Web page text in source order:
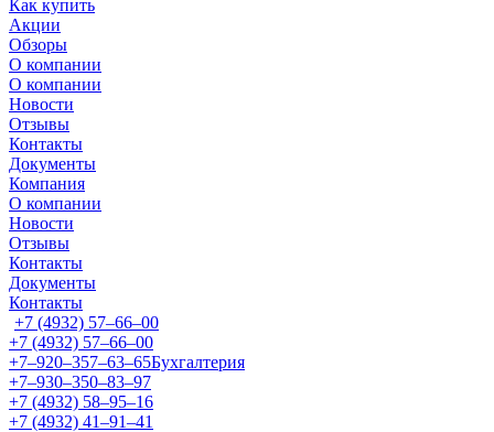
Как купить
Акции
Обзоры
О компании
О компании
Новости
Отзывы
Контакты
Документы
Компания
О компании
Новости
Отзывы
Контакты
Документы
Контакты
+7 (4932) 57‒66‒00
+7 (4932) 57‒66‒00
+7‒920‒357‒63‒65Бухгалтерия
+7‒930‒350‒83‒97
+7 (4932) 58‒95‒16
+7 (4932) 41‒91‒41